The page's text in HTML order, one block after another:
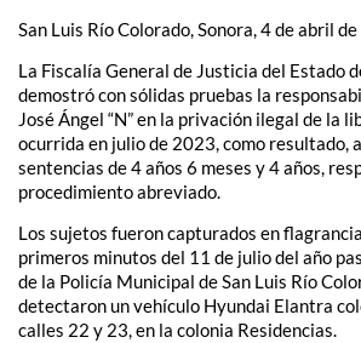
San Luis Río Colorado, Sonora, 4 de abril
La Fiscalía General de Justicia del Estado
demostró con sólidas pruebas la
José Ángel “N” en la privación ilegal de la
ocurrida en julio de 2023, como resultado,
sentencias de 4 años 6 meses y 4 años,
procedimiento abreviado.
Los sujetos fueron capturados en
primeros minutos del 11 de julio del año
de la Policía Municipal de San Luis Río
detectaron un vehículo Hyundai Elantra
calles 22 y 23, en la colonia Residencias.